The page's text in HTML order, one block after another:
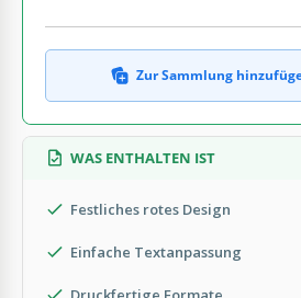
Zur Sammlung
WAS ENTHALTEN IST
Festliches rotes Design
Einfache Textanpassung